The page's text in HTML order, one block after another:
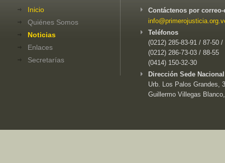
Inicio
Quiénes Somos
Noticias
Enlaces
Secretarías
Contáctenos por
Teléfonos
(0212) 285-83-91 / 87-50 /
(0212) 286-73-03 / 88-55
(0414) 150-32-30
Dirección Sede
Urb. Los Palos Grandes,
Guillermo Villegas